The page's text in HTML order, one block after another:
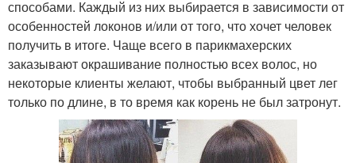
способами. Каждый из них выбирается в зависимости от
особенностей локонов и/или от того, что хочет человек
получить в итоге. Чаще всего в парикмахерских
заказывают окрашивание полностью всех волос, но
некоторые клиенты желают, чтобы выбранный цвет лег
только по длине, в то время как корень не был затронут.